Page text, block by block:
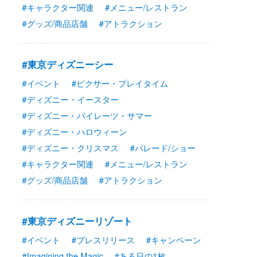
#キャラクター関連
#メニュー/レストラン
#グッズ/商品店舗
#アトラクション
#東京ディズニーシー
#イベント
#ピクサー・プレイタイム
#ディズニー・イースター
#ディズニー・パイレーツ・サマー
#ディズニー・ハロウィーン
#ディズニー・クリスマス
#パレード/ショー
#キャラクター関連
#メニュー/レストラン
#グッズ/商品店舗
#アトラクション
#東京ディズニーリゾート
#イベント #プレスリリース
#キャンペーン